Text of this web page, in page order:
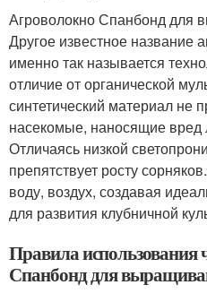
Агроволокно Спанбонд для
Другое известное название
именно так называется
отличие от органической
синтетический материал не
насекомые, наносящие вред
Отличаясь низкой
препятствует росту
воду, воздух, создавая
для развития клубничной
Правила использования
Спанбонд для